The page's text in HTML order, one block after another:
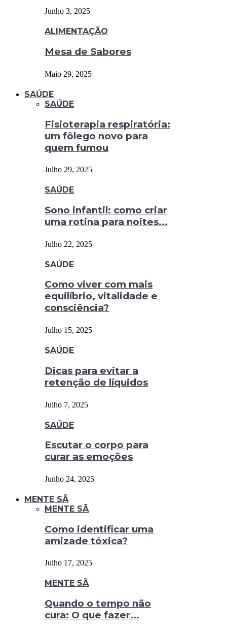
Junho 3, 2025
ALIMENTAÇÃO
Mesa de Sabores
Maio 29, 2025
SAÚDE
SAÚDE
Fisioterapia respiratória:
um fôlego novo para
quem fumou
Julho 29, 2025
SAÚDE
Sono infantil: como criar
uma rotina para noites...
Julho 22, 2025
SAÚDE
Como viver com mais
equilíbrio, vitalidade e
consciência?
Julho 15, 2025
SAÚDE
Dicas para evitar a
retenção de líquidos
Julho 7, 2025
SAÚDE
Escutar o corpo para
curar as emoções
Junho 24, 2025
MENTE SÃ
MENTE SÃ
Como identificar uma
amizade tóxica?
Julho 17, 2025
MENTE SÃ
Quando o tempo não
cura: O que fazer...